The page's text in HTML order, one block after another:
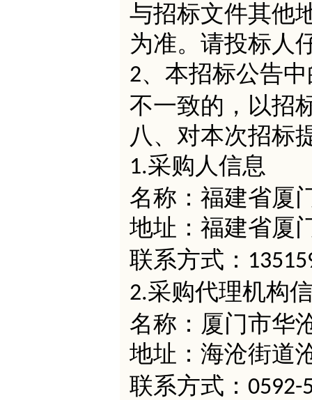
与招标文件其他
为准。请投标人
2、本招标公告
不一致的，以招
八、对本次招标
1.采购人信息
名称：福建省厦
地址：福建省厦
联系方式：
2.采购代理机构
名称：厦门市华
地址：海沧街道
联系方式： 0592-